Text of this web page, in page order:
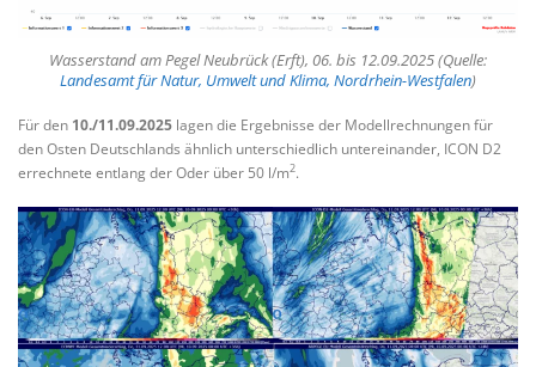
Wasserstand am Pegel Neubrück (Erft), 06. bis 12.09.2025 (Quelle:
Landesamt für Natur, Umwelt und Klima, Nordrhein-Westfalen)
Für den 10./11.09.2025 lagen die Ergebnisse der Modellrechnungen für
den Osten Deutschlands ähnlich unterschiedlich untereinander, ICON D2
errechnete entlang der Oder über 50 l/m2.